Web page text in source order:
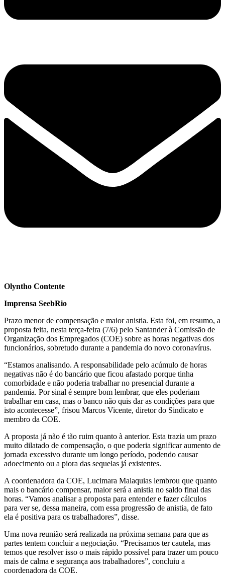
Olyntho Contente
Imprensa SeebRio
Prazo menor de compensação e maior anistia. Esta foi, em resumo, a
proposta feita, nesta terça-feira (7/6) pelo Santander à Comissão de
Organização dos Empregados (COE) sobre as horas negativas dos
funcionários, sobretudo durante a pandemia do novo coronavírus.
“Estamos analisando. A responsabilidade pelo acúmulo de horas
negativas não é do bancário que ficou afastado porque tinha
comorbidade e não poderia trabalhar no presencial durante a
pandemia. Por sinal é sempre bom lembrar, que eles poderiam
trabalhar em casa, mas o banco não quis dar as condições para que
isto acontecesse”, frisou Marcos Vicente, diretor do Sindicato e
membro da COE.
A proposta já não é tão ruim quanto à anterior. Esta trazia um prazo
muito dilatado de compensação, o que poderia significar aumento de
jornada excessivo durante um longo período, podendo causar
adoecimento ou a piora das sequelas já existentes.
A coordenadora da COE, Lucimara Malaquias lembrou que quanto
mais o bancário compensar, maior será a anistia no saldo final das
horas. “Vamos analisar a proposta para entender e fazer cálculos
para ver se, dessa maneira, com essa progressão de anistia, de fato
ela é positiva para os trabalhadores”, disse.
Uma nova reunião será realizada na próxima semana para que as
partes tentem concluir a negociação. “Precisamos ter cautela, mas
temos que resolver isso o mais rápido possível para trazer um pouco
mais de calma e segurança aos trabalhadores”, concluiu a
coordenadora da COE.